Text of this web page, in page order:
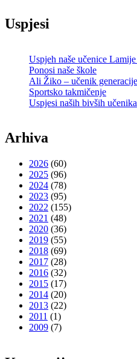
Uspjesi
Uspjeh naše učenice
Ponosi naše škole
Ali Žiko – učenik
Sportsko takmičenje
Uspjesi naših bivših učenika
Arhiva
2026 (60)
2025 (96)
2024 (78)
2023 (95)
2022 (155)
2021 (48)
2020 (36)
2019 (55)
2018 (69)
2017 (28)
2016 (32)
2015 (17)
2014 (20)
2013 (22)
2011 (1)
2009 (7)